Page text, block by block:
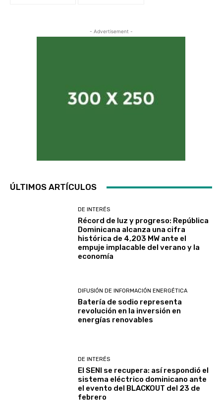
- Advertisement -
ÚLTIMOS ARTÍCULOS
DE INTERÉS
Récord de luz y progreso: República
Dominicana alcanza una cifra
histórica de 4,203 MW ante el
empuje implacable del verano y la
economía
DIFUSIÓN DE INFORMACIÓN ENERGÉTICA
Batería de sodio representa
revolución en la inversión en
energías renovables
DE INTERÉS
El SENI se recupera: así respondió el
sistema eléctrico dominicano ante
el evento del BLACKOUT del 23 de
febrero